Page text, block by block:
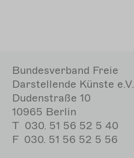
Bundesverband Freie
Darstellende Künste e.V.
Dudenstraße 10
10965 Berlin
T 030. 51 56 52 5 40
F 030. 51 56 52 5 56